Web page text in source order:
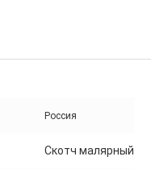
Россия
Скотч малярный